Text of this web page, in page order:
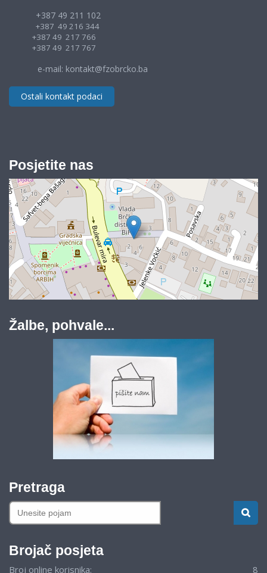
+387 49 211 102
+387 49 216 344
+387 49 217 766
+387 49 217 767
e-mail: kontakt@fzobrcko.ba
Ostali kontakt podaci
Posjetite nas
Žalbe, pohvale...
Pretraga
Brojač posjeta
Broj online korisnika: 8